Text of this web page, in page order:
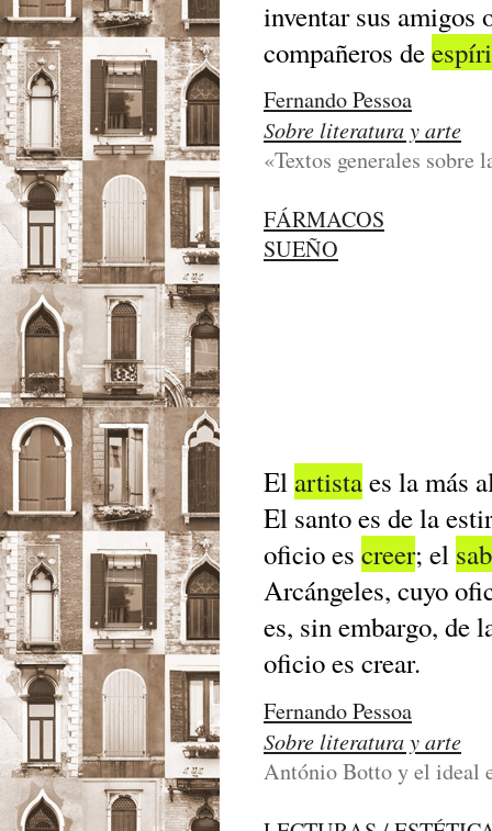
inventar sus amigos
compañeros de
Fernando Pessoa
Sobre literatura y arte
«Textos generales sobre
FÁRMACOS
SUEÑO
El artistaes la más
El santo es de la
oficio es creer; el
Arcángeles, cuyo
es, sin embargo, de
oficio es crear.
Fernando Pessoa
Sobre literatura y arte
António Botto y el ideal